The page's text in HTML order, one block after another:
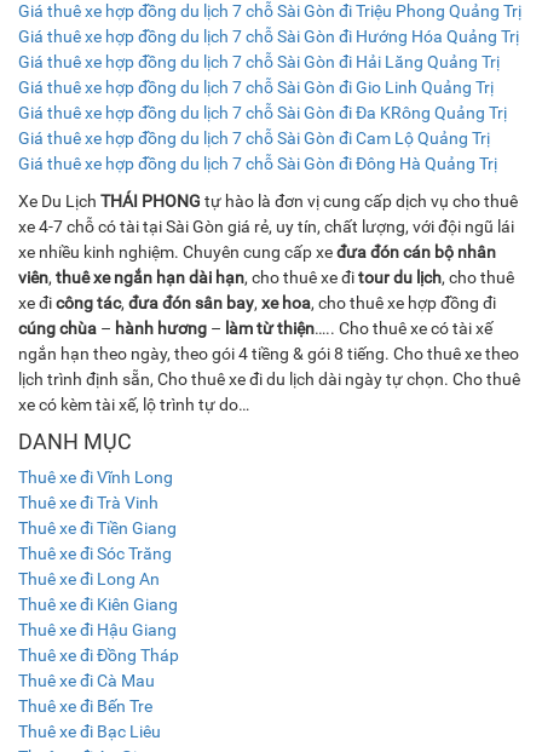
Giá thuê xe hợp đồng du lịch 7 chỗ Sài Gòn đi Triệu Phong Quảng Trị
Giá thuê xe hợp đồng du lịch 7 chỗ Sài Gòn đi Hướng Hóa Quảng Trị
Giá thuê xe hợp đồng du lịch 7 chỗ Sài Gòn đi Hải Lăng Quảng Trị
Giá thuê xe hợp đồng du lịch 7 chỗ Sài Gòn đi Gio Linh Quảng Trị
Giá thuê xe hợp đồng du lịch 7 chỗ Sài Gòn đi Đa KRông Quảng Trị
Giá thuê xe hợp đồng du lịch 7 chỗ Sài Gòn đi Cam Lộ Quảng Trị
Giá thuê xe hợp đồng du lịch 7 chỗ Sài Gòn đi Đông Hà Quảng Trị
Xe Du Lịch THÁI PHONG tự hào là đơn vị cung cấp dịch vụ cho thuê
xe 4-7 chỗ có tài tại Sài Gòn giá rẻ, uy tín, chất lượng, với đội ngũ lái
xe nhiều kinh nghiệm. Chuyên cung cấp xeđưa đón cán bộ nhân
viên, thuê xe ngắn hạn dài hạn, cho thuê xe đitour du lịch, cho thuê
xe đicông tác, đưa đón sân bay, xe hoa, cho thuê xe hợp đồng đi
cúng chùa – hành hương – làm từ thiện….. Cho thuê xe có tài xế
ngắn hạn theo ngày, theo gói 4 tiềng & gói 8 tiếng. Cho thuê xe theo
lịch trình định sẵn, Cho thuê xe đi du lịch dài ngày tự chọn. Cho thuê
xe có kèm tài xế, lộ trình tự do…
DANH MỤC
Thuê xe đi Vĩnh Long
Thuê xe đi Trà Vinh
Thuê xe đi Tiền Giang
Thuê xe đi Sóc Trăng
Thuê xe đi Long An
Thuê xe đi Kiên Giang
Thuê xe đi Hậu Giang
Thuê xe đi Đồng Tháp
Thuê xe đi Cà Mau
Thuê xe đi Bến Tre
Thuê xe đi Bạc Liêu